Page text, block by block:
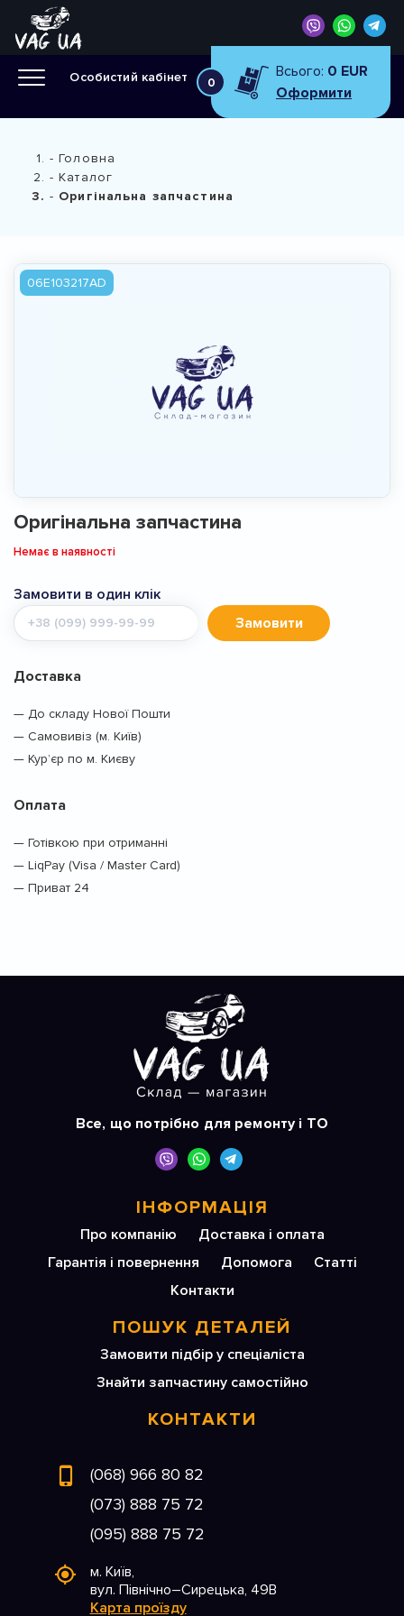
Особистий кабінет 0
Всього: 0 EUR
Оформити
Головна
Каталог
Оригінальна запчастина
06E103217AD
Оригінальна запчастина
Немає в наявності
Замовити в один клік
Мобільний
телефон
Замовити
Доставка
— До складу Нової Пошти
— Самовивіз (м. Київ)
— Кур’єр по м. Києву
Оплата
— Готівкою при отриманні
— LiqPay (Visa / Master Card)
— Приват 24
Все, що потрібно для ремонту і ТО
ІНФОРМАЦІЯ
Про компанію
Доставка і оплата
Гарантія і повернення
Допомога
Статті
Контакти
ПОШУК ДЕТАЛЕЙ
Замовити підбір у спеціаліста
Знайти запчастину самостійно
КОНТАКТИ
(068) 966 80 82
(073) 888 75 72
(095) 888 75 72
м. Київ,
вул. Північно–Сирецька, 49В
Карта проїзду